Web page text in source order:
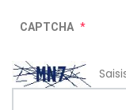
CAPTCHA *